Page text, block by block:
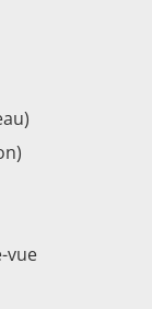
vue